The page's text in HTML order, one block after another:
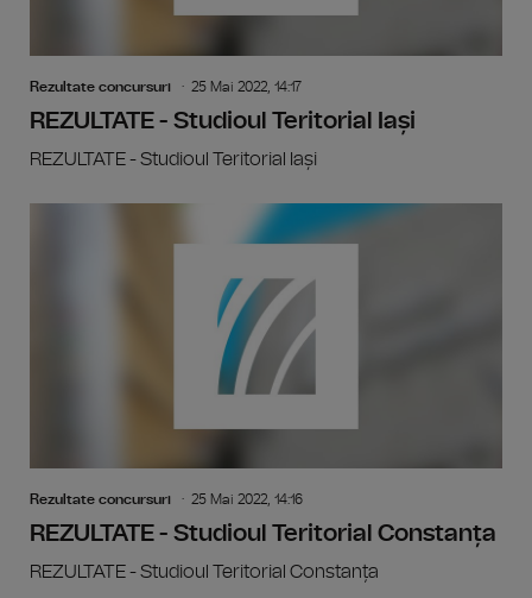
Rezultate concursuri 25 Mai 2022, 14:17
REZULTATE - Studioul Teritorial Iași
REZULTATE - Studioul Teritorial Iași
Rezultate concursuri 25 Mai 2022, 14:16
REZULTATE - Studioul Teritorial Constanța
REZULTATE - Studioul Teritorial Constanța